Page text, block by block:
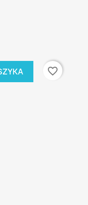
favorite_border